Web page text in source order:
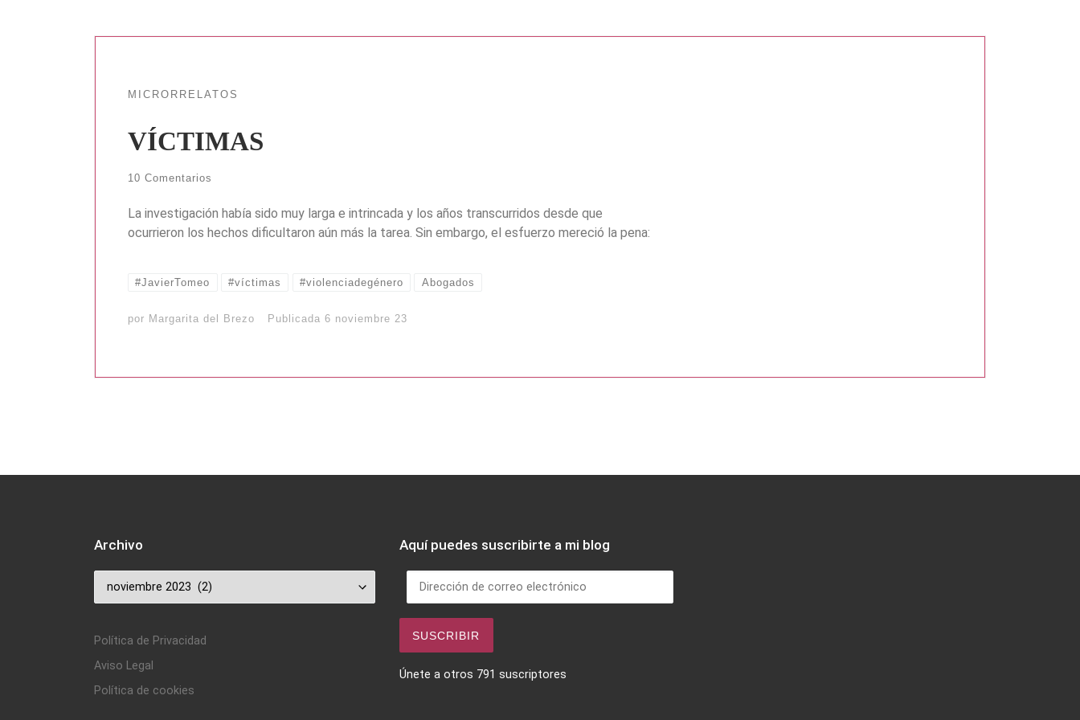
MICRORRELATOS
VÍCTIMAS
10 Comentarios
La investigación había sido muy larga e intrincada y los años transcurridos desde que
ocurrieron los hechos dificultaron aún más la tarea. Sin embargo, el esfuerzo mereció la pena:
#JavierTomeo #víctimas #violenciadegénero Abogados
por Margarita del Brezo Publicada 6 noviembre 23
Archivo
Archivo
Política de Privacidad
Aviso Legal
Política de cookies
Aquí puedes suscribirte a mi blog
Dirección de correo electrónico
SUSCRIBIR
Únete a otros 791 suscriptores